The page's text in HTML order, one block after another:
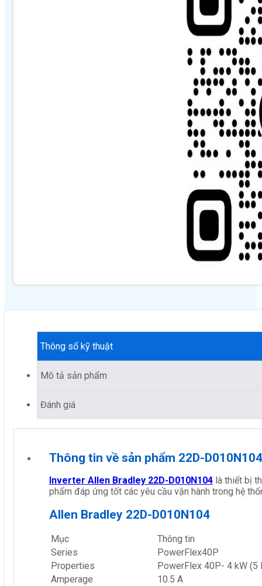
Thông số kỹ thuật
Mô tả sản phẩm
Đánh giá
Thông tin về sản phẩm 22D-D010N104
Inverter Allen Bradley 22D-D010N104 là thiết bị
phẩm đáp ứng tốt các yêu cầu vận hành trong hệ
Allen Bradley 22D-D010N104
Mục
Thông tin
Series
PowerFlex40P
Properties
PowerFlex 40P- 4 kW (5
Amperage
10.5 A